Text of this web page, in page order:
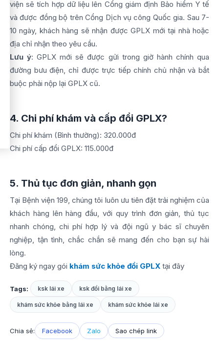
viện sẽ tích hợp dữ liệu lên Cổng giám định Bảo hiểm Y tế
và được đồng bộ trên Cổng Dịch vụ công Quốc gia. Sau 7-
10 ngày, khách hàng sẽ nhận được GPLX mới tại nhà hoặc
địa chỉ nhận theo yêu cầu.
Lưu ý: GPLX mới sẽ được gửi trong giờ hành chính qua
đường bưu điện, chỉ được trực tiếp chính chủ nhận và bắt
buộc phải nộp lại GPLX cũ.
4. Chi phí khám và cấp đổi GPLX?
Chi phí khám (Bình thường): 320.000đ
Chi phí cấp đổi GPLX: 115.000đ
5. Thủ tục đơn giản, nhanh gọn
Tại Bệnh viện 199, chúng tôi luôn ưu tiên đặt trải nghiệm của
khách hàng lên hàng đầu, với quy trình đơn giản, thủ tục
nhanh chóng, chi phí hợp lý và đội ngũ y bác sĩ chuyên
nghiệp, tận tình, chắc chắn sẽ mang đến cho bạn sự hài
lòng.
Đăng ký ngay gói khám sức khỏe đổi GPLX tại đây
Tags: ksk lái xe ksk đổi bằng lái xe
khám sức khỏe bằng lái xe khám sức khỏe lái xe
Chia sẻ: Facebook Zalo Sao chép link